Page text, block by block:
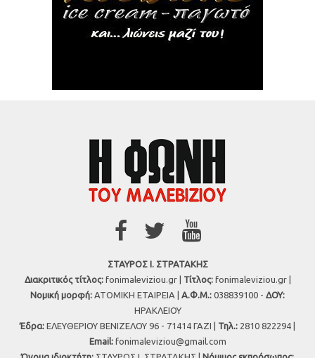
ΣΤΑΥΡΟΣ Ι. ΣΤΡΑΤΑΚΗΣ
Διακριτικός τίτλος:fonimaleviziou.gr | Τίτλος:fonimaleviziou.gr |
Νομική μορφή: ΑΤΟΜΙΚΗ ΕΤΑΙΡΕΙΑ | Α.Φ.Μ.: 038839100 - ΔΟΥ:
ΗΡΑΚΛΕΙΟΥ
Έδρα: ΕΛΕΥΘΕΡΙΟΥ ΒΕΝΙΖΕΛΟΥ 96 - 71414 ΓΑΖΙ | Τηλ.: 2810 822294 |
Εmail: fonimaleviziou@gmail.com